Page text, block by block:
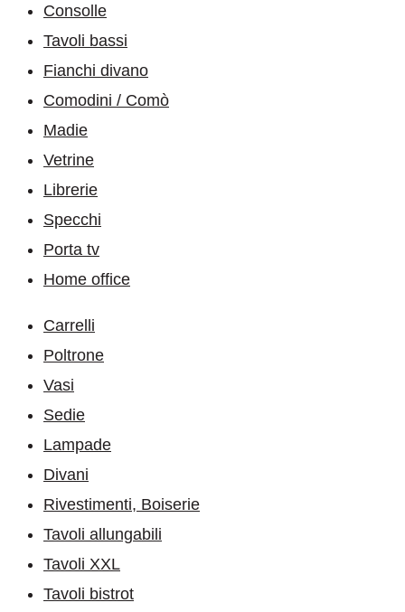
Consolle
Tavoli bassi
Fianchi divano
Comodini / Comò
Madie
Vetrine
Librerie
Specchi
Porta tv
Home office
Carrelli
Poltrone
Vasi
Sedie
Lampade
Divani
Rivestimenti, Boiserie
Tavoli allungabili
Tavoli XXL
Tavoli bistrot